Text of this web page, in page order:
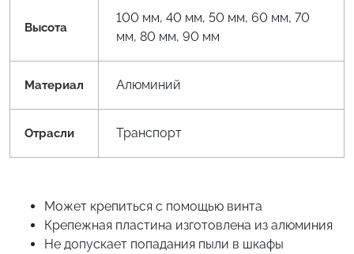
Высота
100 мм, 40 мм, 50 мм, 60 мм, 70
мм, 80 мм, 90 мм
Материал Алюминий
Отрасли Транспорт
Может крепиться с помощью винта
Крепежная пластина изготовлена из алюминия
Не допускает попадания пыли в шкафы